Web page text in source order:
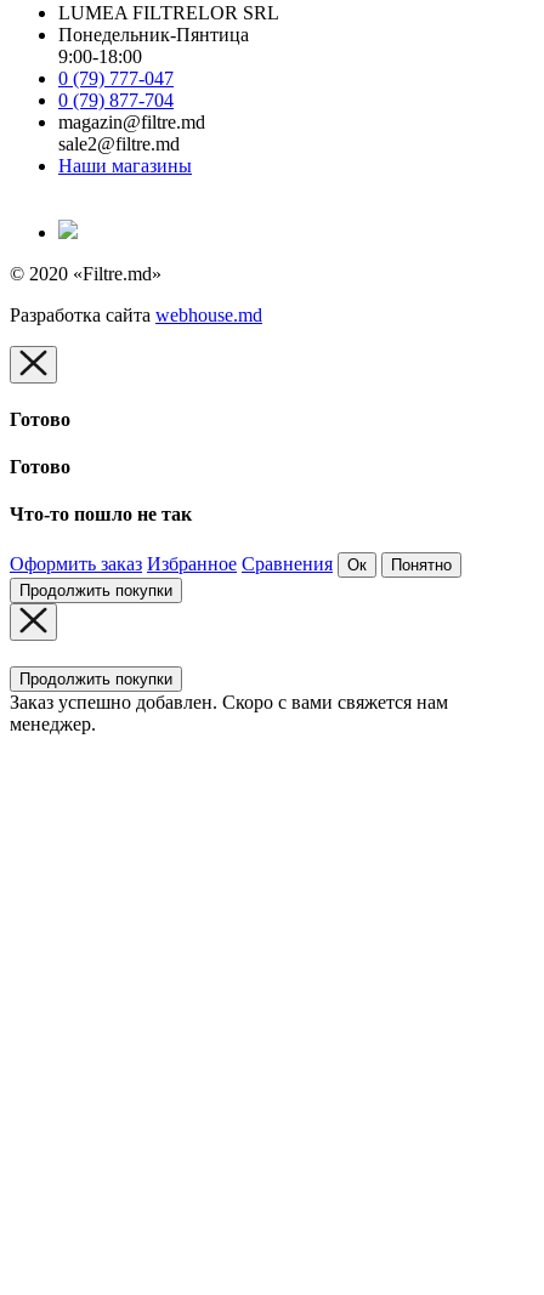
LUMEA FILTRELOR SRL
Понедельник-Пянтица
9:00-18:00
0 (79) 777-047
0 (79) 877-704
magazin@filtre.md
sale2@filtre.md
Наши магазины
© 2020 «Filtre.md»
Разработка сайта webhouse.md
Готово
Готово
Что-то пошло не так
Оформить заказ Избранное Сравнения Ок
Понятно
Продолжить покупки
Продолжить покупки
Заказ успешно добавлен. Скоро с вами свяжется нам
менеджер.